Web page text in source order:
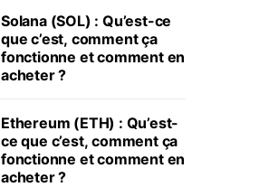
Solana (SOL) : Qu’est-ce
que c’est, comment ça
fonctionne et comment en
acheter ?
Ethereum (ETH) : Qu’est-
ce que c’est, comment ça
fonctionne et comment en
acheter ?